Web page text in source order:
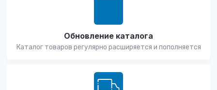
Обновление каталога
Каталог товаров регулярно расширяется и пополняется